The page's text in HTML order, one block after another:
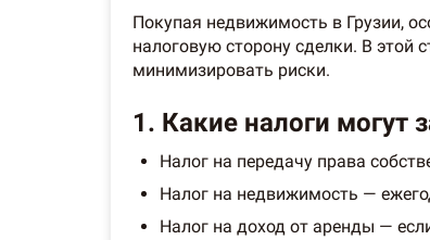
Покупая недвижимость в Грузии,
налоговую сторону сделки. В этой
минимизировать риски.
1. Какие налоги могут
Налог на передачу права
Налог на недвижимость —
Налог на доход от аренды —